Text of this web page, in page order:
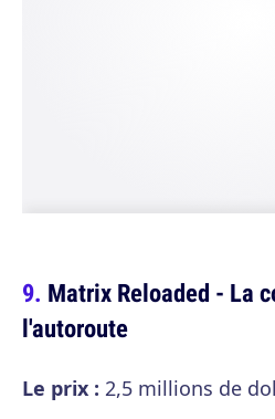
Matrix Reloaded - La
l'autoroute
Le prix : 2,5 millions de